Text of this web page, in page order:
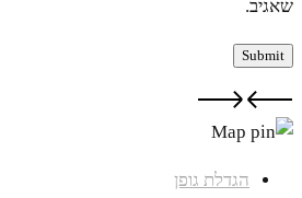
שאגיב.
הגדלת גופן